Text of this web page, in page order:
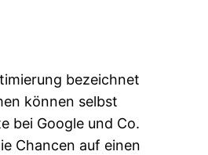
bezeichnet
können selbst
bei Google und Co.
Chancen auf einen